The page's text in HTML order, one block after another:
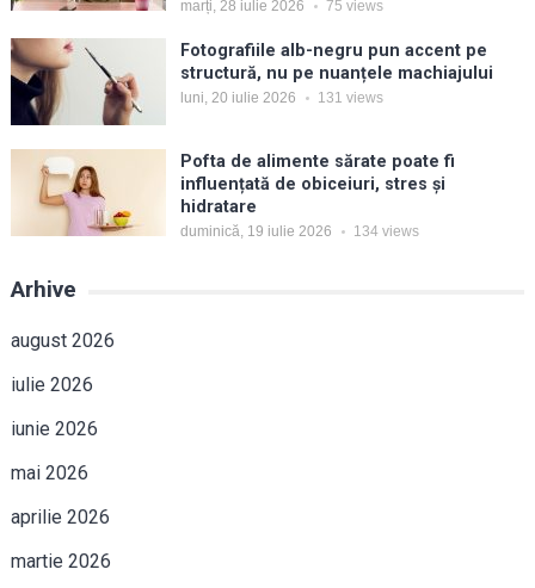
marți, 28 iulie 2026 75 views
Fotografiile alb-negru pun accent pe
structură, nu pe nuanțele machiajului
luni, 20 iulie 2026 131 views
Pofta de alimente sărate poate fi
influențată de obiceiuri, stres și
hidratare
duminică, 19 iulie 2026 134 views
Arhive
august 2026
iulie 2026
iunie 2026
mai 2026
aprilie 2026
martie 2026